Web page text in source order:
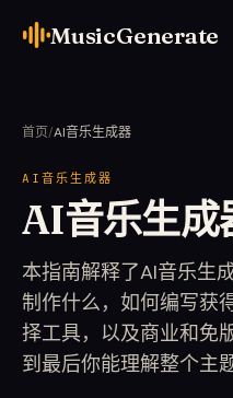
MusicGenerate
首页/AI音乐生成器
AI音乐生成器
AI音乐生成
本指南解释了AI音乐生
制作什么，如何编写获
择工具，以及商业和免
到最后你能理解整个主